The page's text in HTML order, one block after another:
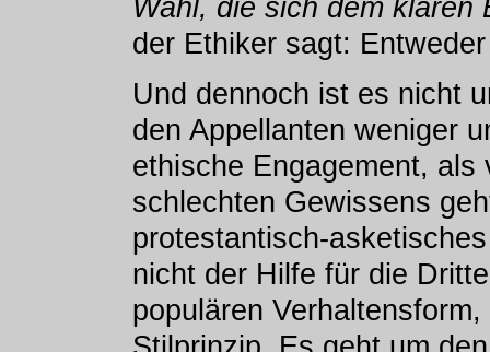
Wahl, die sich dem klaren
der Ethiker sagt:
Und dennoch ist es nicht
den Appellanten weniger
ethische Engagement, als
schlechten Gewissens
protestantisch-
nicht der Hilfe für die
populären